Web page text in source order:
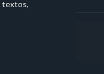
textos,